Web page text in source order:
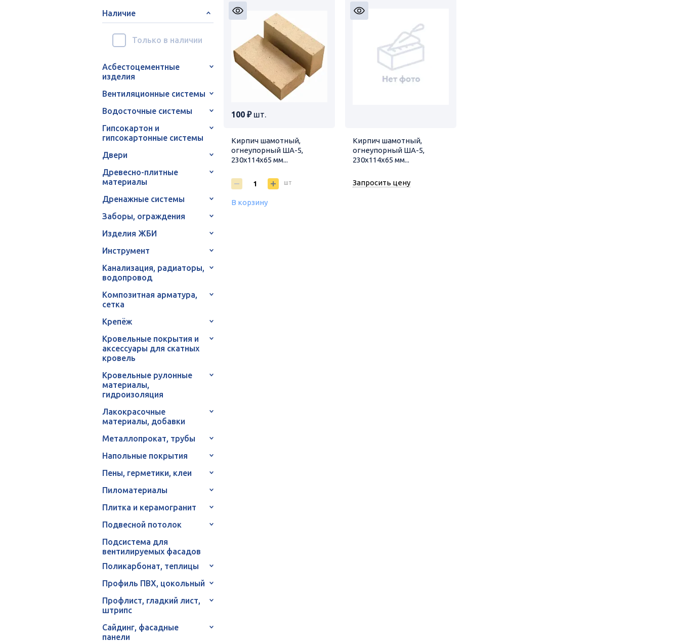
Наличие
Только в наличии
Асбестоцементные
изделия
Вентиляционные системы
Водосточные системы
Гипсокартон и
гипсокартонные системы
Двери
Древесно-плитные
материалы
Дренажные системы
Заборы, ограждения
Изделия ЖБИ
Инструмент
Канализация, радиаторы,
водопровод
Композитная арматура,
сетка
Крепёж
Кровельные покрытия и
аксессуары для скатных
кровель
Кровельные рулонные
материалы,
гидроизоляция
Лакокрасочные
материалы, добавки
Металлопрокат, трубы
Напольные покрытия
Пены, герметики, клеи
Пиломатериалы
Плитка и керамогранит
Подвесной потолок
Подсистема для
вентилируемых фасадов
Поликарбонат, теплицы
Профиль ПВХ, цокольный
Профлист, гладкий лист,
штрипс
Сайдинг, фасадные
панели
нагрева
Основные сферы применения:
- Возведение бытовых отопительных
сооружений
оборудования
- Строительство уличных очагов для
- Футеровка металлургических и
100 ₽шт.
Кирпич шамотный,
огнеупорный ША-5,
230х114х65 мм...
шт
В корзину
Кирпич шамотный,
огнеупорный ША-5,
230х114х65 мм...
Запросить цену